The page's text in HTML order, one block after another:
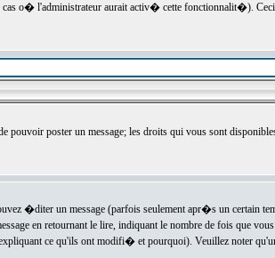
o� l'administrateur aurait activ� cette fonctionnalit�).
poster un message; les droits qui vous sont
�diter un message (parfois seulement apr�s un certain
en retournant le lire, indiquant le nombre de fois que
ce qu'ils ont modifi� et pourquoi). Veuillez noter